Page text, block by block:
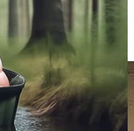
2024, Lengkap